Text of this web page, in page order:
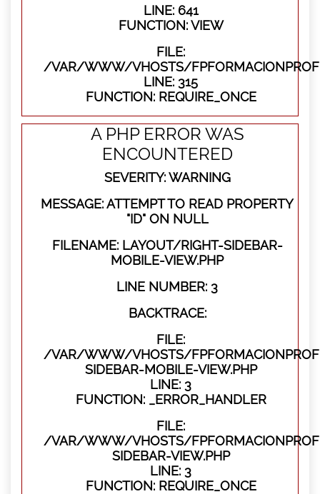
LINE: 641
FUNCTION: VIEW
FILE:
/VAR/WWW/VHOSTS/
LINE: 315
FUNCTION: REQUIRE_ONCE
A PHP ERROR WAS
ENCOUNTERED
SEVERITY: WARNING
MESSAGE: ATTEMPT TO READ PROPERTY
"ID" ON NULL
FILENAME: LAYOUT/RIGHT-SIDEBAR-
MOBILE-VIEW.PHP
LINE NUMBER: 3
BACKTRACE:
FILE:
/VAR/WWW/VHOSTS/
SIDEBAR-MOBILE-VIEW.PHP
LINE: 3
FUNCTION: _ERROR_HANDLER
FILE:
/VAR/WWW/VHOSTS/
SIDEBAR-VIEW.PHP
LINE: 3
FUNCTION: REQUIRE_ONCE